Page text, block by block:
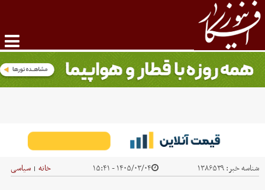
شناسه خبر:۱۳۸۶۵۳۹ ۱۴۰۵/۰۳/۰۴ - ۱۵:۴۱ خانه | سیاسی